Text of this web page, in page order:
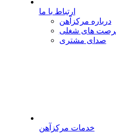
ارتباط با ما
درباره مرکزآهن
های شغلی
صدای مشتری
خدمات مرکزآهن